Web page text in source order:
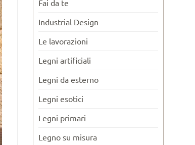
Fai da te
Industrial Design
Le lavorazioni
Legni artificiali
Legni da esterno
Legni esotici
Legni primari
Legno su misura